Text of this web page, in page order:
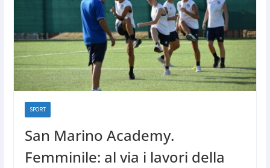
SPORT
San Marino Academy.
Femminile: al via i lavori della